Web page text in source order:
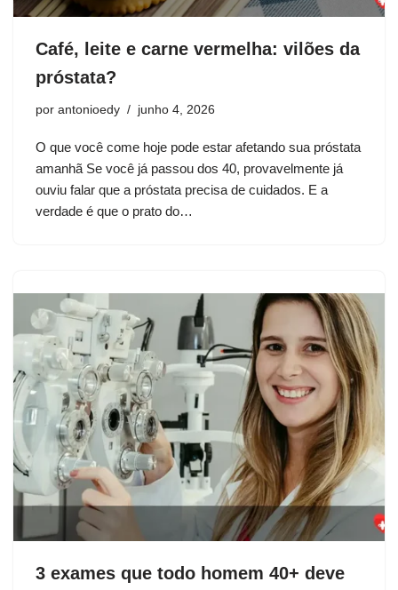
Café, leite e carne vermelha: vilões da
próstata?
por antonioedy junho 4, 2026
O que você come hoje pode estar afetando sua próstata
amanhã Se você já passou dos 40, provavelmente já
ouviu falar que a próstata precisa de cuidados. E a
verdade é que o prato do…
3 exames que todo homem 40+ deve